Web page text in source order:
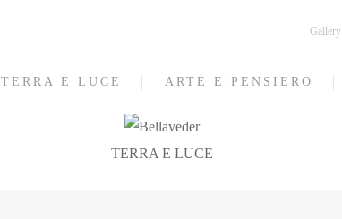
Gallery
TERRA E LUCE ARTE E PENSIERO
TERRA E LUCE